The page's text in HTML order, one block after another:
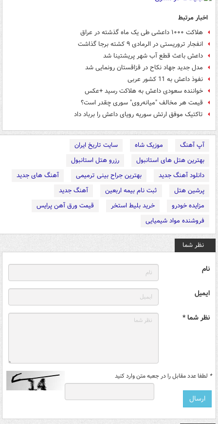
اخبار مرتبط
هلاکت ۱۰۰۰ داعشی طی یک ماه گذشته در عراق
انفجار تروریستی در الرمادی ۹ کشته برجا گذاشت
داعش باعث قطع آب شهر پریشتینا شد
مدل جدید جهاد نکاح در قزاقستان رونمایی شد
نفوذ داعش به 11 کشور عربی
خواننده سعودی داعش به هلاکت رسید +عکس
قیمت هر مخالف "میانه‌روی" سوری چقدر است؟
تاکتیک موفق ارتش سوریه رویای داعش را برباد داد
آپ آهنگ موزیک شاه
سایت تاریخ ایران
بهترین هتل های استانبول
رزرو هتل استانبول
دانلود آهنگ جدید
بهترین جراح بینی ترمیمی
آهنگ های جدید
پرشین هتل
ثبت نام بیمه اربعین
آهنگ جدید
مزایده خودرو
خرید بلیط استخر
قیمت ورق آهن پرایس
فروشنده مواد شیمیایی
نظر شما
نام
ایمیل
نظر شما *
* لطفا عدد مقابل را در جعبه متن وارد کنید